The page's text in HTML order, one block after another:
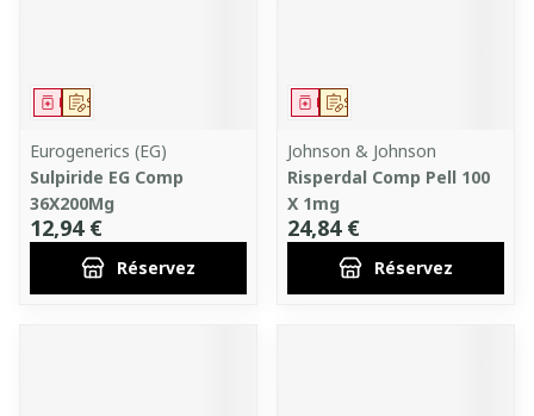
Sur prescription
Médicament
Eurogenerics (EG)
Sulpiride EG Comp
36X200Mg
12,94 €
Réservez
Sur prescription
Médicament
Johnson & Johnson
Risperdal Comp Pell 100
X 1mg
24,84 €
Réservez